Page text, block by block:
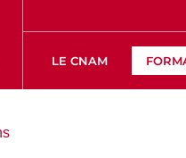
LE CNAM